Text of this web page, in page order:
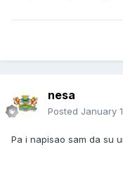
nesa
Posted January
Pa i napisao sam da su